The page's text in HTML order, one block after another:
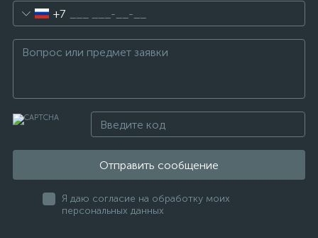
+7
Отправить сообщение
Я даю согласие на обработку моих
персональных данных